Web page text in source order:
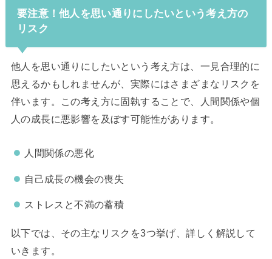
要注意！他人を思い通りにしたいという考え方の
リスク
他人を思い通りにしたいという考え方は、一見合理的に
思えるかもしれませんが、実際にはさまざまなリスクを
伴います。この考え方に固執することで、人間関係や個
人の成長に悪影響を及ぼす可能性があります。
人間関係の悪化
自己成長の機会の喪失
ストレスと不満の蓄積
以下では、その主なリスクを3つ挙げ、詳しく解説して
いきます。